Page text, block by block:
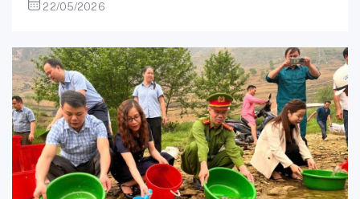
22/05/2026